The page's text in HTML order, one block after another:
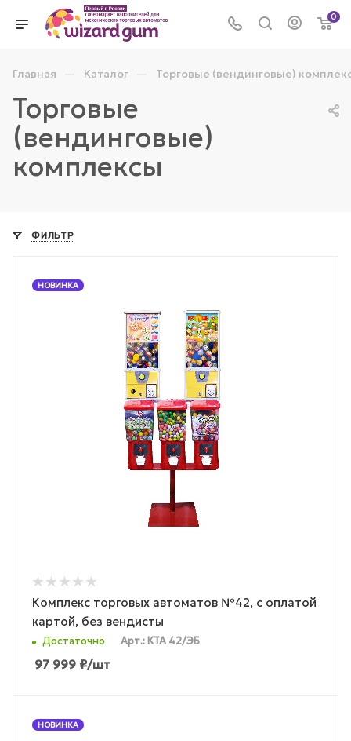
0
Главная — Каталог — Торговые (вендинговые)
Торговые
(вендинговые)
комплексы
ФИЛЬТР
НОВИНКА
Комплекс торговых автоматов №42, с оплатой
картой, без вендисты
Достаточно Арт.: КТА 42/ЭБ
97 999 ₽/шт
НОВИНКА